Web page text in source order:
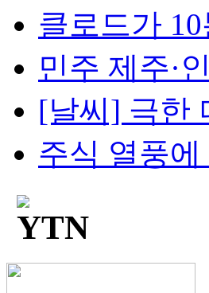
클로드가
민주 제주·
[날씨] 극한
주식 열풍